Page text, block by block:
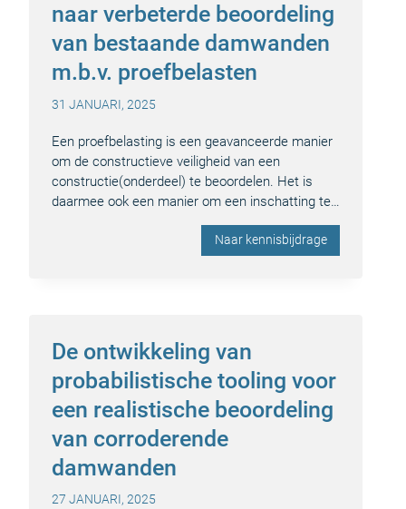
naar verbeterde beoordeling
van bestaande damwanden
m.b.v. proefbelasten
31 JANUARI, 2025
Een proefbelasting is een geavanceerde manier
om de constructieve veiligheid van een
constructie(onderdeel) te beoordelen. Het is
daarmee ook een manier om een inschatting te…
Naar kennisbijdrage
De ontwikkeling van
probabilistische tooling voor
een realistische beoordeling
van corroderende
damwanden
27 JANUARI, 2025